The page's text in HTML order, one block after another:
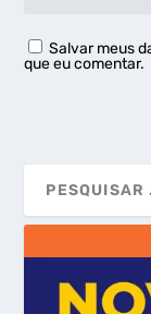
Salvar meus
que eu comentar.